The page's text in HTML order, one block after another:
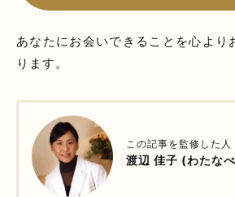
あなたにお会いできることを心より
ります。
この記事を監修した人
渡辺 佳子 (わたな